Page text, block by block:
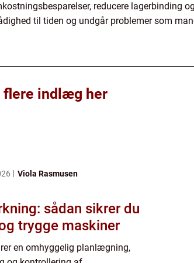
reducere lagerbinding
til tiden og undgår problemer som
indlæg her
Viola Rasmusen
sådan sikrer du
trygge maskiner
en omhyggelig planlægning,